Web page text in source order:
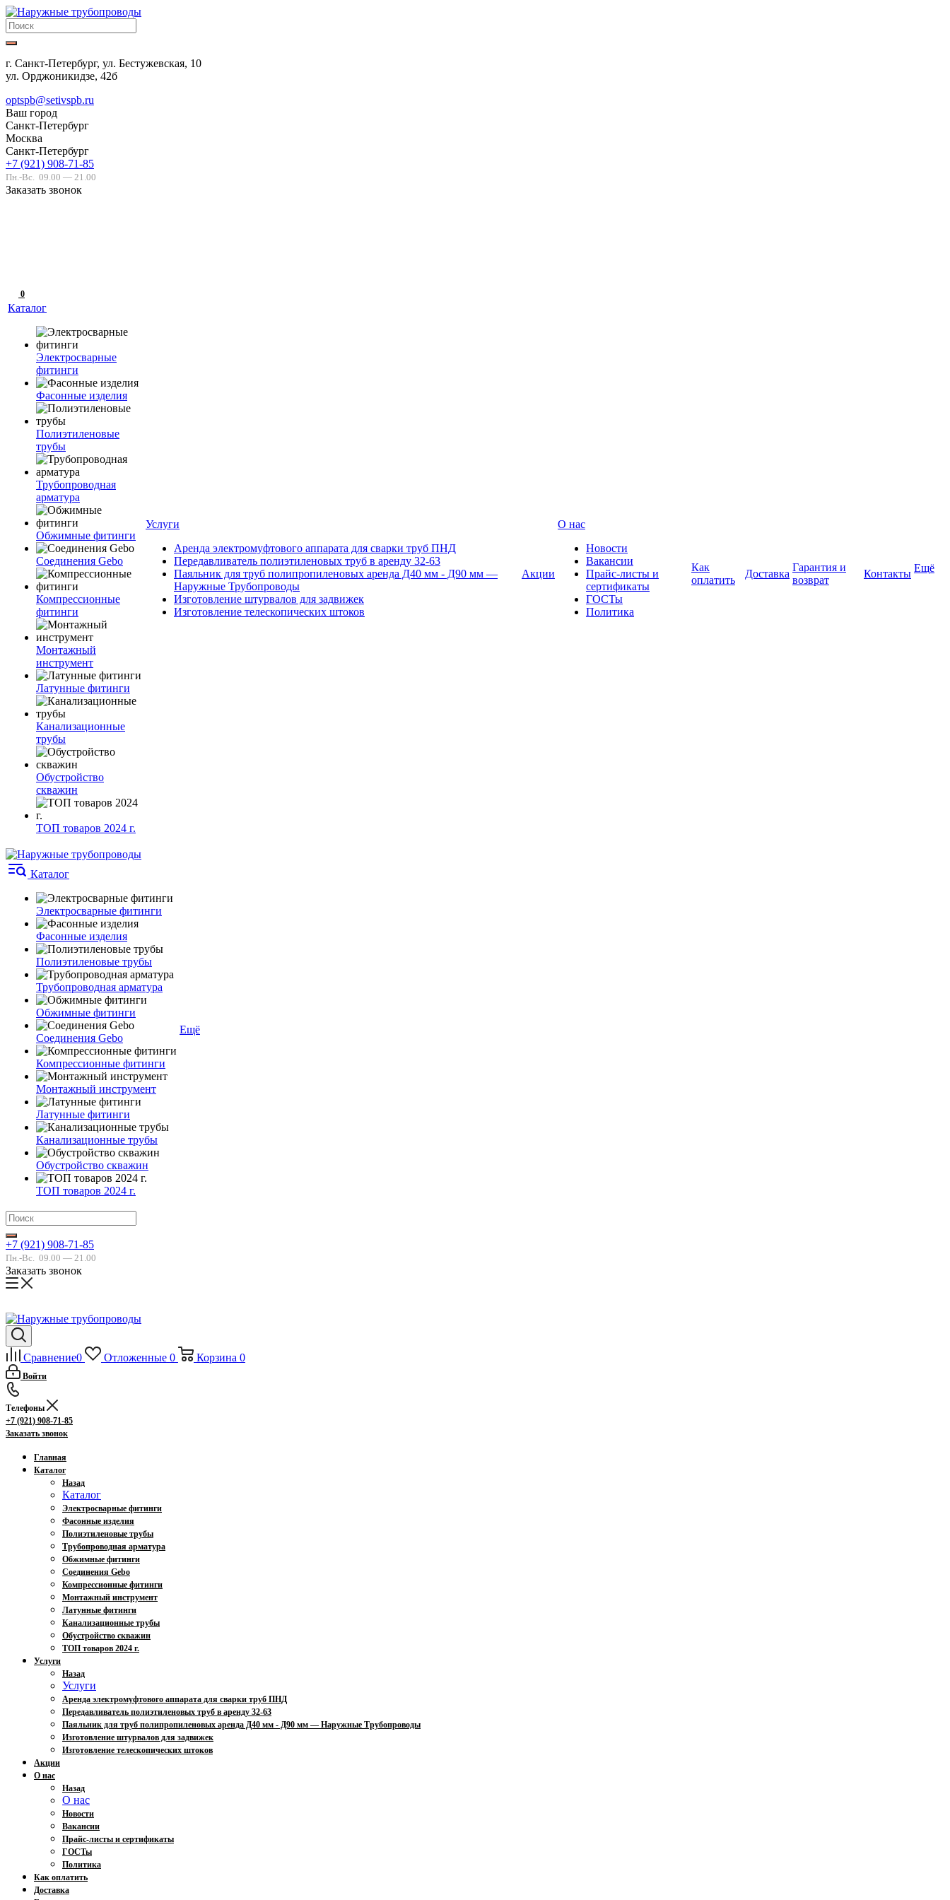
г. Санкт-Петербург, ул. Бестужевская, 10
ул. Орджоникидзе, 42б
optspb@setivspb.ru
Ваш город
Санкт-Петербург
Москва
Санкт-Петербург
+7 (921) 908-71-85
Пн.-Вс. 09.00 — 21.00
Заказать звонок
0
Каталог
Электросварные
фитинги
Фасонные изделия
Полиэтиленовые
трубы
Трубопроводная
арматура
Обжимные фитинги
Соединения Gebo
Компрессионные
фитинги
Монтажный
инструмент
Латунные фитинги
Канализационные
трубы
Обустройство
скважин
ТОП товаров 2024 г.
Услуги
Аренда электромуфтового аппарата для сварки труб ПНД
Передавливатель полиэтиленовых труб в аренду 32-63
Паяльник для труб полипропиленовых аренда Д40 мм - Д90 мм —
Наружные Трубопроводы
Изготовление штурвалов для задвижек
Изготовление телескопических штоков
Акции
О нас
Новости
Вакансии
Прайс-листы и
сертификаты
ГОСТы
Политика
Как
оплатить
Доставка
Гарантия и
возврат
Контакты Ещё
Каталог
Электросварные фитинги
Фасонные изделия
Полиэтиленовые трубы
Трубопроводная арматура
Обжимные фитинги
Соединения Gebo
Компрессионные фитинги
Монтажный инструмент
Латунные фитинги
Канализационные трубы
Обустройство скважин
ТОП товаров 2024 г.
Ещё
+7 (921) 908-71-85
Пн.-Вс. 09.00 — 21.00
Заказать звонок
Сравнение0 Отложенные 0 Корзина 0
Войти
Телефоны
+7 (921) 908-71-85
Заказать звонок
Главная
Каталог
Назад
Каталог
Электросварные фитинги
Фасонные изделия
Полиэтиленовые трубы
Трубопроводная арматура
Обжимные фитинги
Соединения Gebo
Компрессионные фитинги
Монтажный инструмент
Латунные фитинги
Канализационные трубы
Обустройство скважин
ТОП товаров 2024 г.
Услуги
Назад
Услуги
Аренда электромуфтового аппарата для сварки труб ПНД
Передавливатель полиэтиленовых труб в аренду 32-63
Паяльник для труб полипропиленовых аренда Д40 мм - Д90 мм — Наружные Трубопроводы
Изготовление штурвалов для задвижек
Изготовление телескопических штоков
Акции
О нас
Назад
О нас
Новости
Вакансии
Прайс-листы и сертификаты
ГОСТы
Политика
Как оплатить
Доставка